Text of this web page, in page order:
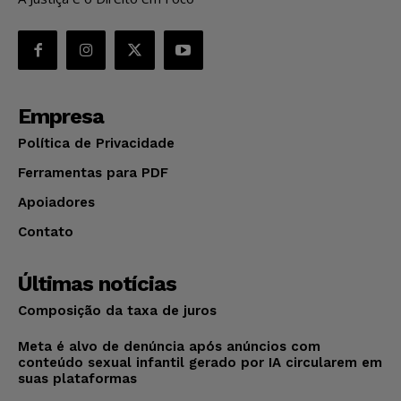
Empresa
Política de Privacidade
Ferramentas para PDF
Apoiadores
Contato
Últimas notícias
Composição da taxa de juros
Meta é alvo de denúncia após anúncios com
conteúdo sexual infantil gerado por IA circularem em
suas plataformas